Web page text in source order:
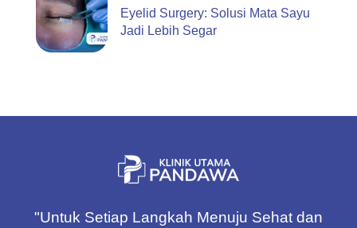
Eyelid Surgery: Solusi Mata Sayu
Jadi Lebih Segar
"Untuk Setiap Langkah Menuju Sehat dan